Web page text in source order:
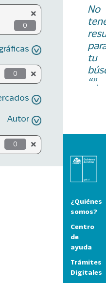
0
0
Autor
0
No
tu
“”.
¿Quiénes
somos?
Centro
de
ayuda
Trámites
Digitales